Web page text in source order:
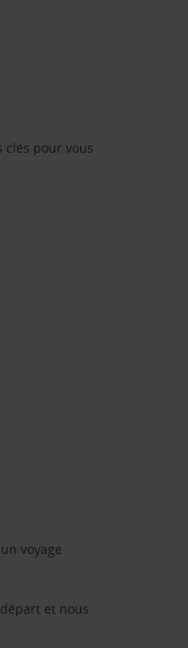
pour vous
voyage
et nous